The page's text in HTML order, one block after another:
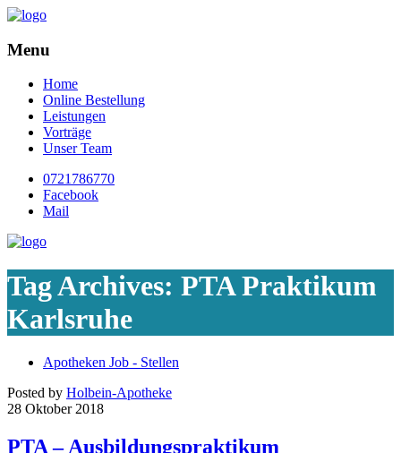
Menu
Home
Online Bestellung
Leistungen
Vorträge
Unser Team
0721786770
Facebook
Mail
Tag Archives: PTA Praktikum
Karlsruhe
Apotheken Job - Stellen
Posted by Holbein-Apotheke
28 Oktober 2018
PTA – Ausbildungspraktikum